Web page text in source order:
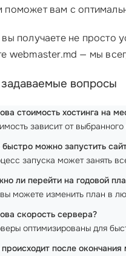
поможет вам с
получаете не просто
webmaster.md — мы
вопросы
стоимость хостинга на
зависит от
быстро можно запустить
запуска может занять
ли перейти на годовой
можете изменить план в
скорость сервера?
оптимизированы для
после окончания